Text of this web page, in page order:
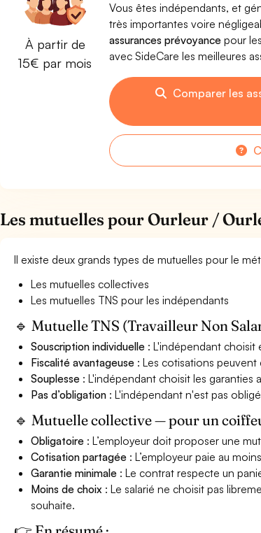
À partir de
15€ par mois
Vous êtes indépendants, et
très importantes voire
assurances prévoyancepour
avec SideCare les meilleures
Comparer les
Les mutuelles pour Ourleur /
Il existe deux grands types de mutuelles pour le
Les mutuelles collectives
Les mutuelles TNS pour les indépendants
🔹 Mutuelle TNS (Travailleur Non
Souscription individuelle : L'indépendant choisit
Fiscalité avantageuse : Les cotisations peuvent
Souplesse : L'indépendant choisit les garanties
Pas d’obligation : L'indépendant n'est pas
🔹 Mutuelle collective — pour un
Obligatoire : L’employeur doit proposer une
Cotisation partagée : L’employeur paie au
Garantie minimale : Le contrat respecte un
Moins de choix : Le salarié ne choisit pas
souhaite.